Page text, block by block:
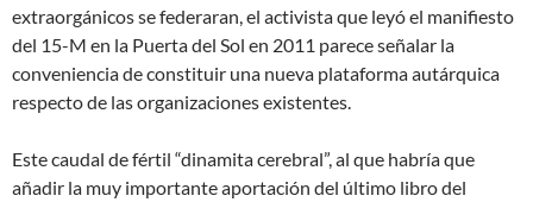
extraorgánicos se federaran, el activista que leyó el manifiesto
del 15-M en la Puerta del Sol en 2011 parece señalar la
conveniencia de constituir una nueva plataforma autárquica
respecto de las organizaciones existentes.
Este caudal de fértil “dinamita cerebral”, al que habría que
añadir la muy importante aportación del último libro del